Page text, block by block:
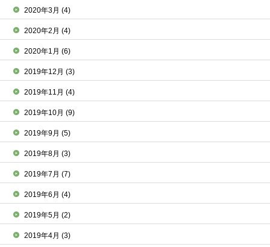
2020年3月(4)
2020年2月(4)
2020年1月(6)
2019年12月(3)
2019年11月(4)
2019年10月(9)
2019年9月(5)
2019年8月(3)
2019年7月(7)
2019年6月(4)
2019年5月(2)
2019年4月(3)